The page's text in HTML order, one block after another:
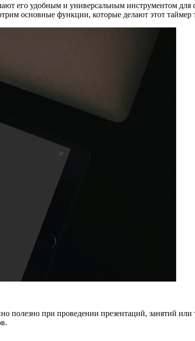
его удобным и универсальным инструментом
основные функции, которые делают этот
полезно при проведении презентаций, занятий